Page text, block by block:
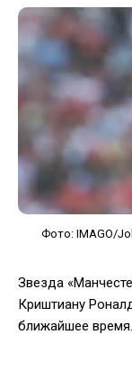
Фото: IMAGO/
Звезда
Криштиану
ближайшее время.